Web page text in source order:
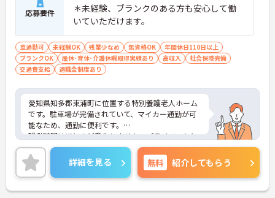
応募要件
＊未経験、ブランクのある方も安心して働
いていただけます。
車通勤可 未経験OK 残業少なめ 無資格OK
年間休日110日以上
ブランクOK
産休･育休･介護休暇取得実績あり 高収入
社会保険完備
交通費支給
退職金制度あり
愛知県知多郡東浦町に位置する特別養護老人ホーム
です。駐車場が完備されていて、マイカー通勤が可
能なため、通勤に便利です。
残業時間はほとんど発生しません。プライベートと
メリハリをつけて勤務できます。
また、育児休暇取得実績があり、お子様がいらっし
ゃる方に理解がある会社なので、とても働きやすい
環境です。
ご興味をお持ちの方には、詳細の情報や面接のポイ
詳細を見る 無料 紹介してもらう